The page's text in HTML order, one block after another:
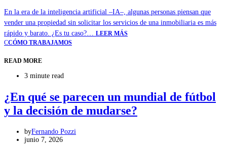
En la era de la inteligencia artificial –IA–, algunas personas piensan que
vender una propiedad sin solicitar los servicios de una inmobiliaria es más
rápido y barato. ¿Es tu caso?… LEER MÁS
CCÓMO TRABAJAMOS
READ MORE
3 minute read
¿En qué se parecen un mundial de fútbol
y la decisión de mudarse?
byFernando Pozzi
junio 7, 2026